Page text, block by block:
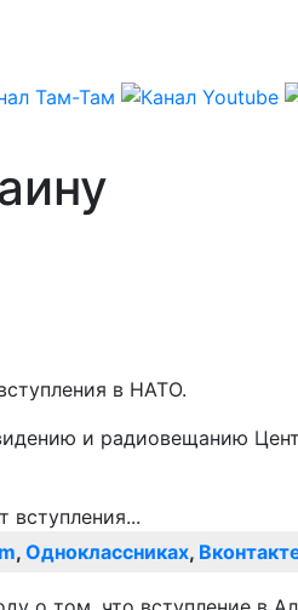
в НАТО.
и радиовещанию
, Одноклассниках,